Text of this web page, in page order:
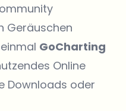
Geräuschen
GoCharting
Online
Downloads oder